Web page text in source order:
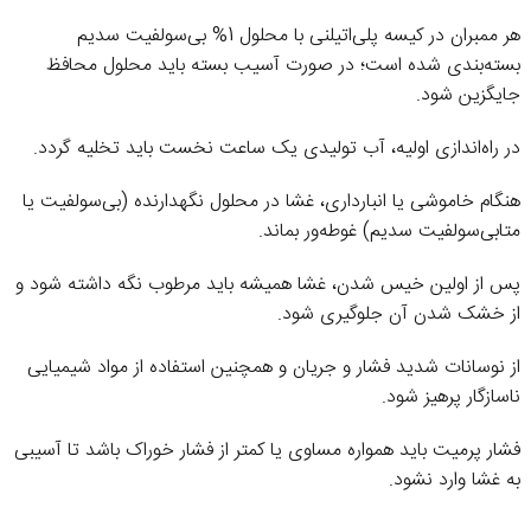
هر ممبران در کیسه پلی‌اتیلنی با محلول 1% بی‌سولفیت سدیم
بسته‌بندی شده است؛ در صورت آسیب بسته باید محلول محافظ
جایگزین شود.
در راه‌اندازی اولیه، آب تولیدی یک ساعت نخست باید تخلیه گردد.
هنگام خاموشی یا انبارداری، غشا در محلول نگهدارنده (بی‌سولفیت یا
متابی‌سولفیت سدیم) غوطه‌ور بماند.
پس از اولین خیس شدن، غشا همیشه باید مرطوب نگه داشته شود و
از خشک شدن آن جلوگیری شود.
از نوسانات شدید فشار و جریان و همچنین استفاده از مواد شیمیایی
ناسازگار پرهیز شود.
فشار پرمیت باید همواره مساوی یا کمتر از فشار خوراک باشد تا آسیبی
به غشا وارد نشود.